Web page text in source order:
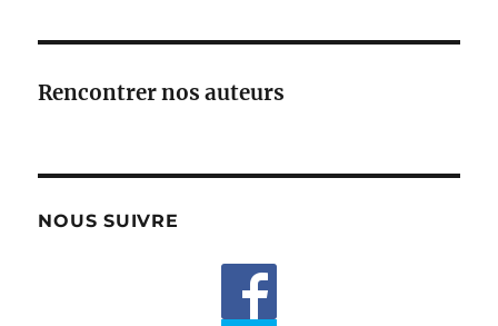
Rencontrer nos auteurs
NOUS SUIVRE